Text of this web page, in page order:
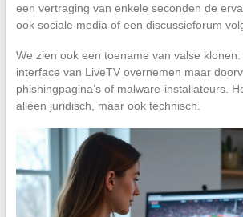
een vertraging van enkele seconden de
ook sociale media of een discussieforum
We zien ook een toename van valse
interface van LiveTV overnemen maar
phishingpagina’s of malware-installateurs.
alleen juridisch, maar ook technisch.